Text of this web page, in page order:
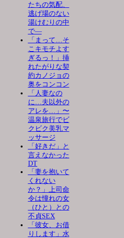
たちの気配、
逃げ場のない
湯けむりの中
で―
「まって…そ
こキモチよす
ぎるっ！」挿
れたがりな契
約カノジョの
奥をコンコン
「人妻なの
に…夫以外の
アレを…」〜
温泉旅行でビ
クビク美乳マ
ッサージ
「好きだ」と
言えなかった
DT
「妻を抱いて
くれない
か？」上司命
令は憧れの女
（ひと）との
不貞SEX
「彼女、お借
りします」水